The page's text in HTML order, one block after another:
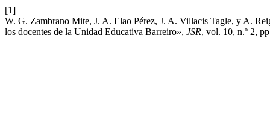
[1]
W. G. Zambrano Mite, J. A. Elao Pérez, J. A. Villacis Tagle, y A.
los docentes de la Unidad Educativa Barreiro», JSR, vol. 10, n.º 2,